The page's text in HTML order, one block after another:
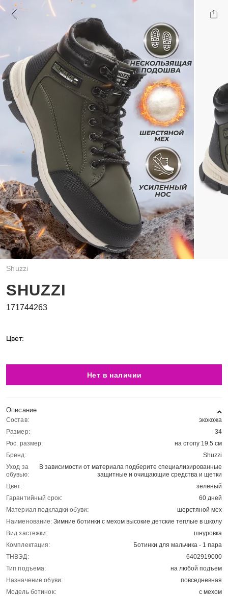
Shuzzi
SHUZZI
171744263
Цвет:
Нет в наличии
Описание
Состав:
экокожа
Размер:
34
Рос. размер:
на стопу 19.5 см
Бренд:
Shuzzi
Уход за
обувью:
В зависимости от материала подберите специализированные
защитные и очищающие средства и щетки
Цвет:
зеленый
Гарантийный срок:
60 дней
Материал подкладки обуви:
шерстяной мех
Наименование: Зимние ботинки с мехом высокие детские теплые в школу
Вид застежки:
шнуровка
Комплектация:
Ботинки для мальчика - 1 пара
ТНВЭД:
6402919000
Тип подъема:
на любой подъем
Назначение обуви:
повседневная
Модель ботинок:
с мехом